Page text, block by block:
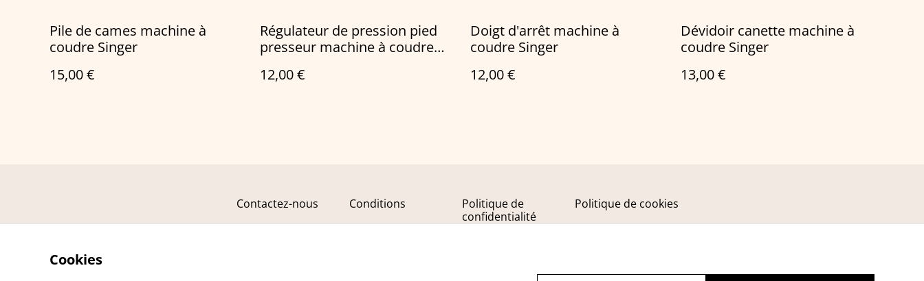
Pile de cames machine à
coudre Singer
15,00 €
Régulateur de pression pied
presseur machine à coudre
12,00 €
Doigt d'arrêt machine à
coudre Singer
12,00 €
Dévidoir canette machine à
coudre Singer
13,00 €
Contactez-nous Conditions
Politique de
confidentialité
Politique de cookies
Cookies